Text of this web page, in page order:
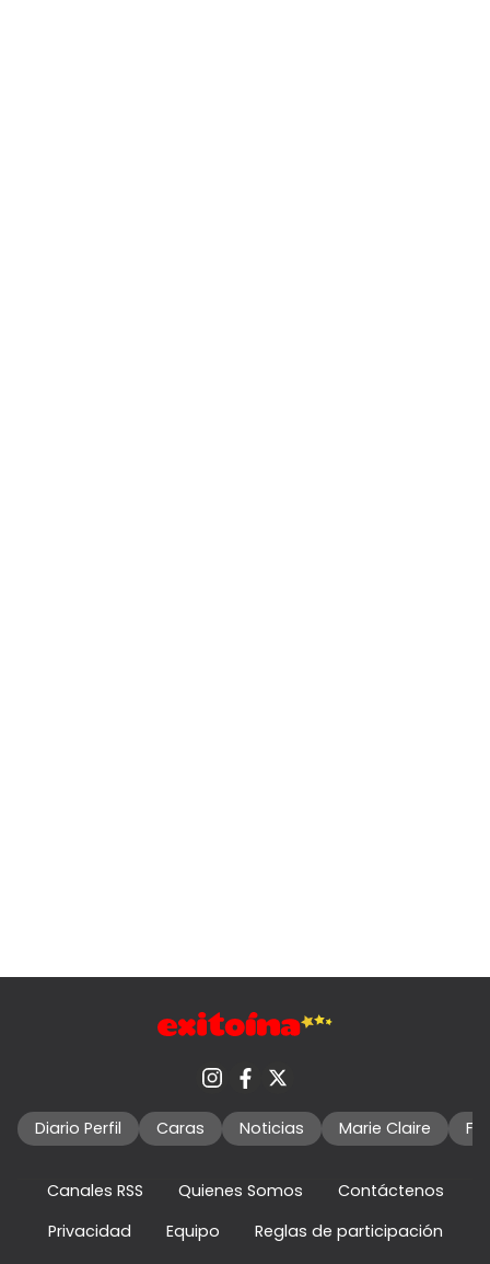
Diario Perfil Caras Noticias Marie Claire
Canales RSS Quienes Somos
Contáctenos
Privacidad
Equipo
Reglas de participación